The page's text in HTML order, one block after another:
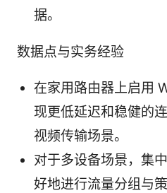
据。
数据点与实务经验
在家用路由器上启用
现更低延迟和稳健的
视频传输场景。
对于多设备场景，集
好地进行流量分组与